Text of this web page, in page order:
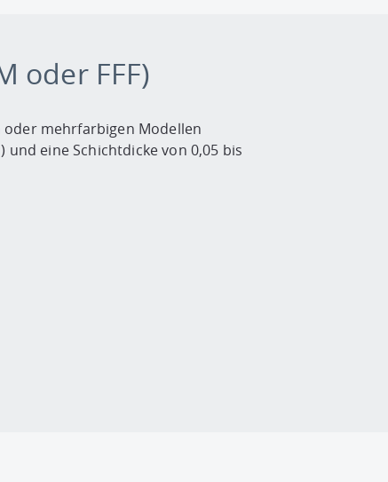
oder FFF)
mehrfarbigen Modellen
eine Schichtdicke von 0,05 bis